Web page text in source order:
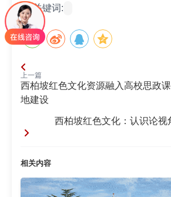
易，从而树立起为国家富强、民族复
远大理想。这种理想信念，将成为他
克服困难、勇往直前的强大动力。
能够极大地激发青年投身国家建设
情。从西柏坡走出的革命先辈们，心
命运与国家命运紧密相连。他们为
盛，不畏艰难险阻，勇于拼搏奋斗
伟大复兴的征程中，青年肩负着重
西柏坡红色文化，青年能够深刻体
关键词:
上一篇
西柏坡红色文化资源融入高校思政
地建设
西柏坡红色文化：认识论视
相关内容